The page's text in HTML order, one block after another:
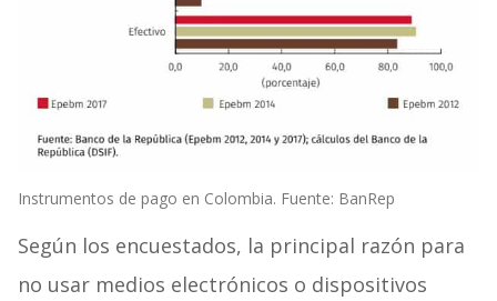
Instrumentos de pago en Colombia. Fuente: BanRep
Según los encuestados, la principal razón para
no usar medios electrónicos o dispositivos